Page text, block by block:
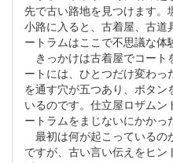
先で古い路地を見つけます。
小路に入ると、古着屋、古
ートラムはここで不思議な体
きっかけは古着屋でコート
ートには、ひとつだけ変わ
を通す穴が五つあり、ボタ
いるのです。仕立屋ロザム
ートラムをまじないにかかっ
最初は何が起こっているの
ですが、古い言い伝えをヒン